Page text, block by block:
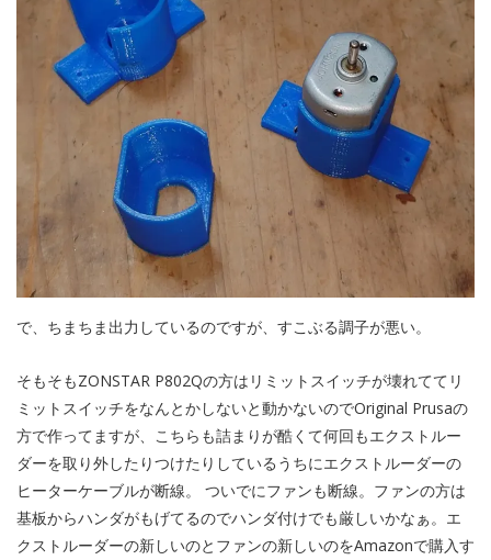
で、ちまちま出力しているのですが、すこぶる調子が悪い。
そもそもZONSTAR P802Qの方はリミットスイッチが壊れててリ
ミットスイッチをなんとかしないと動かないのでOriginal Prusaの
方で作ってますが、こちらも詰まりが酷くて何回もエクストルー
ダーを取り外したりつけたりしているうちにエクストルーダーの
ヒーターケーブルが断線。 ついでにファンも断線。ファンの方は
基板からハンダがもげてるのでハンダ付けでも厳しいかなぁ。エ
クストルーダーの新しいのとファンの新しいのをAmazonで購入す